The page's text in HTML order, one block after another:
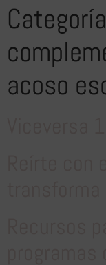
acoso